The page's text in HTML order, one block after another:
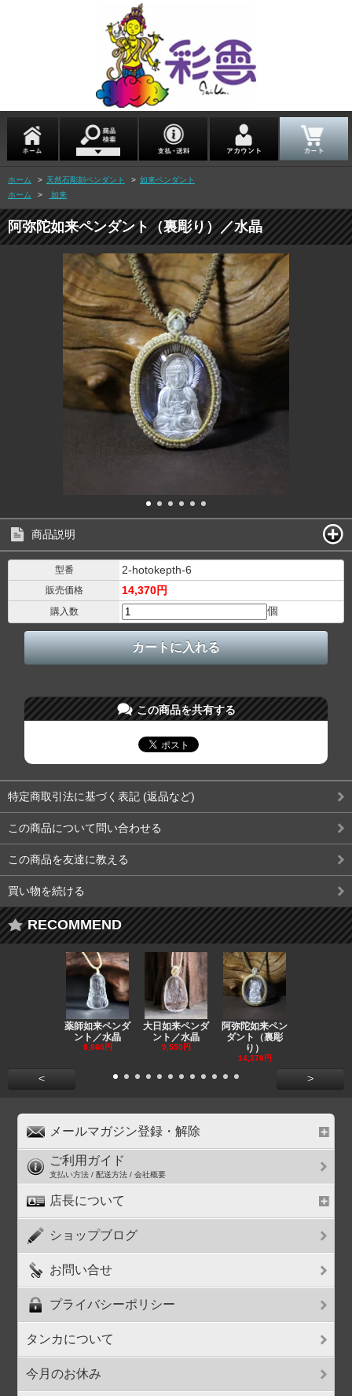
ホーム > 天然石彫刻ペンダント > 如来ペンダント
ホーム
> 如来
阿弥陀如来ペンダント（裏彫り）／水晶
商品説明
型番 2-hotokepth-6
販売価格 14,370円
購入数 個
この商品を共有する
特定商取引法に基づく表記 (返品など)
この商品について問い合わせる
この商品を友達に教える
買い物を続ける
RECOMMEND
薬師如来ペンダ
ント／水晶
8,860円
大日如来ペンダ
ント／水晶
9,550円
阿弥陀如来ペン
ダント（裏彫
り）
14,370円
< >
メールマガジン登録・解除
ご利用ガイド
支払い方法 / 配送方法 / 会社概要
店長について
ショップブログ
お問い合せ
プライバシーポリシー
タンカについて
今月のお休み